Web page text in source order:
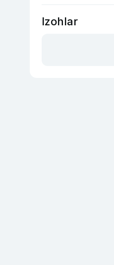
Izohlar